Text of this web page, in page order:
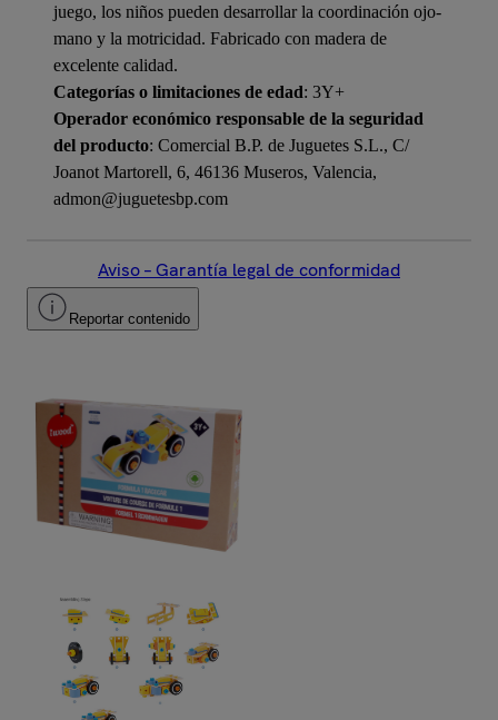
juego, los niños pueden desarrollar la coordinación ojo-
mano y la motricidad. Fabricado con madera de
excelente calidad.
Categorías o limitaciones de edad: 3Y+
Operador económico responsable de la seguridad
del producto: Comercial B.P. de Juguetes S.L., C/
Joanot Martorell, 6, 46136 Museros, Valencia,
admon@juguetesbp.com
Aviso – Garantía legal de conformidad
Reportar contenido